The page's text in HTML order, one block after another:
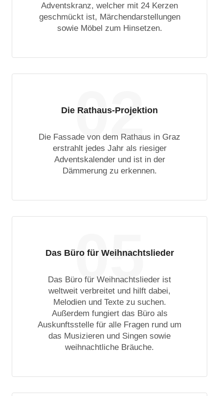
Adventskranz, welcher mit 24 Kerzen
geschmückt ist, Märchendarstellungen
sowie Möbel zum Hinsetzen.
02
Die Rathaus-Projektion
Die Fassade von dem Rathaus in Graz
erstrahlt jedes Jahr als riesiger
Adventskalender und ist in der
Dämmerung zu erkennen.
05
Das Büro für Weihnachtslieder
Das Büro für Weihnachtslieder ist
weltweit verbreitet und hilft dabei,
Melodien und Texte zu suchen.
Außerdem fungiert das Büro als
Auskunftsstelle für alle Fragen rund um
das Musizieren und Singen sowie
weihnachtliche Bräuche.